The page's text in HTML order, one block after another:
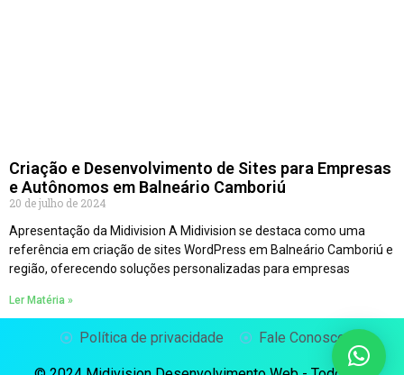
Criação e Desenvolvimento de Sites para Empresas
e Autônomos em Balneário Camboriú
20 de julho de 2024
Apresentação da Midivision A Midivision se destaca como uma
referência em criação de sites WordPress em Balneário Camboriú e
região, oferecendo soluções personalizadas para empresas
Ler Matéria »
Política de privacidade Fale Conosco